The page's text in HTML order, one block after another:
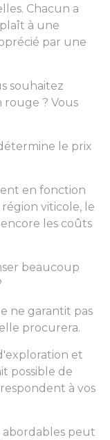
Chacun a
à une
par une
souhaitez
? Vous
le prix
en fonction
viticole, le
les coûts
beaucoup
ne garantit pas
procurera.
et
possible de
à vos
abordables peut